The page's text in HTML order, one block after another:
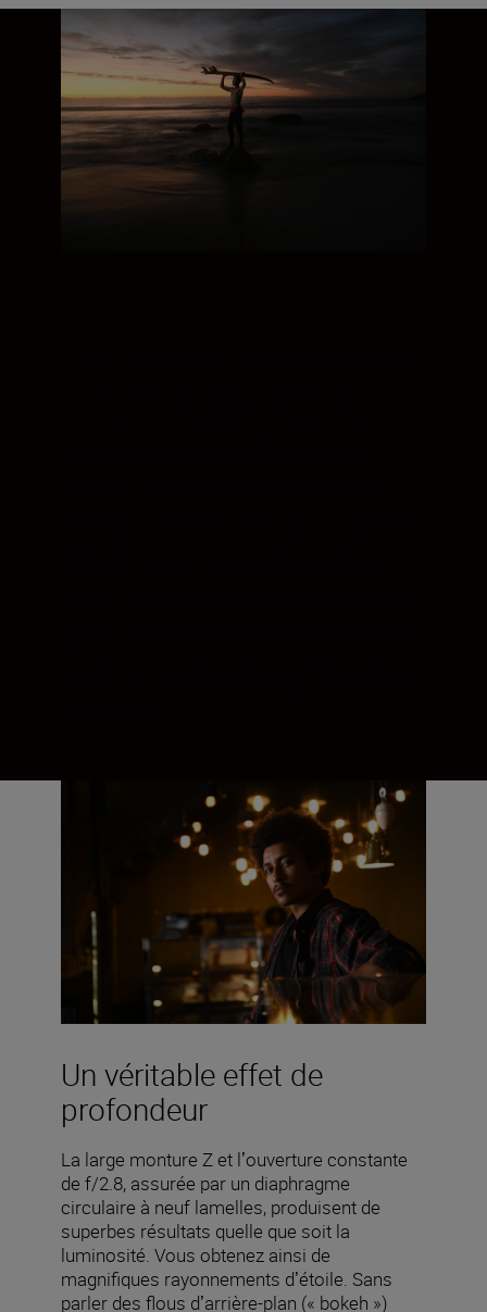
Un véritable effet de
profondeur
La large monture Z et lʼouverture constante
de f/2.8, assurée par un diaphragme
circulaire à neuf lamelles, produisent de
superbes résultats quelle que soit la
luminosité. Vous obtenez ainsi de
magnifiques rayonnements dʼétoile. Sans
parler des flous dʼarrière-plan (« bokeh »)